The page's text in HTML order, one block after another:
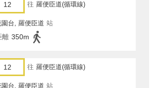
12 往 羅便臣道(循環線)
園台, 羅便臣道 站
離 350m
12 往 羅便臣道(循環線)
園台, 羅便臣道 站